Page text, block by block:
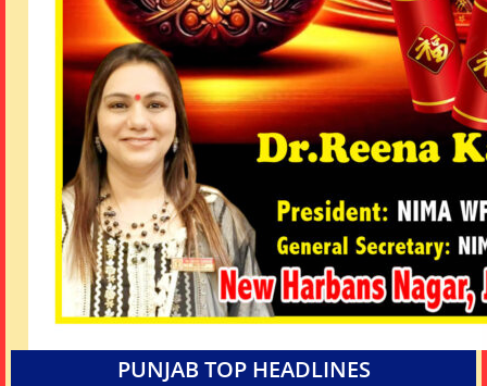
PUNJAB TOP HEADLINES